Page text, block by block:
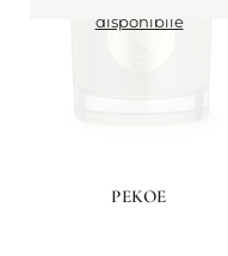
disponibile
PEKOE